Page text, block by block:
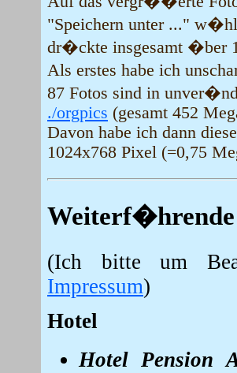
"Speichern unter ..."
dr�ckte insgesamt �ber
Als erstes habe ich
87 Fotos sind in
./orgpics (gesamt 452
Davon habe ich dann
1024x768 Pixel (=0,75
Weiterf�hrende
(Ich bitte um
Impressum)
Hotel
Hotel Pension